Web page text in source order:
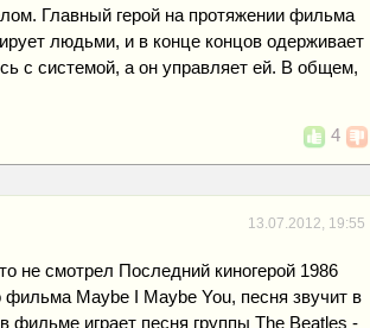
Главный герой на протяжении фильма
людьми, и в конце концов одерживает
с системой, а он управляет ей. В общем,
4
13.07.2012, 19:55
не смотрел Последний киногерой 1986
фильма Maybe I Maybe You, песня звучит в
играет песня группы The Beatles -